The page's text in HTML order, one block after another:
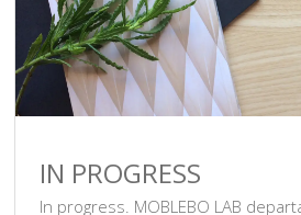
IN PROGRESS
In progress. MOBLEBO LAB